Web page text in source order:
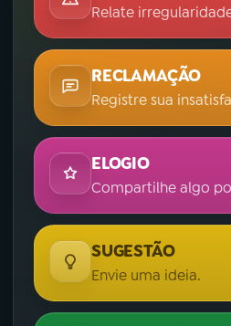
Relate
RECLAMAÇÃO
Registre sua
ELOGIO
Compartilhe algo
SUGESTÃO
Envie uma ideia.